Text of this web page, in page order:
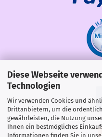
Diese Webseite
Technologien
Wir verwenden Cookies und
Drittanbietern, um die
gewährleisten, die Nutzung
Ihnen ein bestmögliches
Informationen finden Sie in